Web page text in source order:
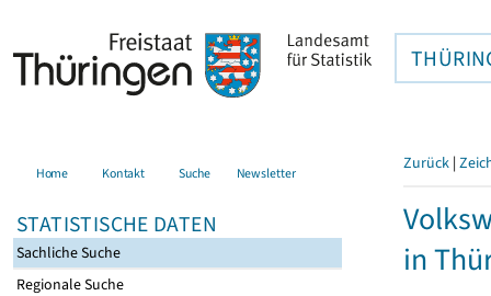
Home Kontakt Suche Newsletter
STATISTISCHE DATEN
Sachliche Suche
Regionale Suche
Zurück |
in